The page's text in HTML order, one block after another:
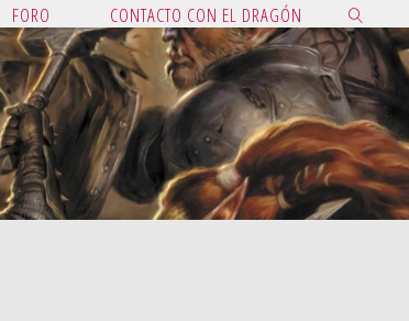
FORO
CONTACTO CON EL DRAGÓN
BUSCAR